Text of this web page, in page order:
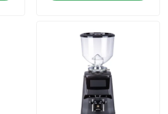
آسیاب دانه قهوه
آسیاب قهوه Burr